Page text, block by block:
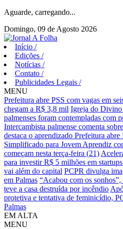
Aguarde, carregando...
Domingo, 09 de Agosto 2026
Início /
Edições /
Notícias /
Contato /
Publicidades Legais /
MENU
Prefeitura abre PSS com vagas em
chegam a R$ 3,8 mil Igreja do
palmenses foram contempladas com
Intercambista palmense comenta
destaca o aprendizado Prefeitura abre
Simplificado para Jovem Aprendiz
começam nesta terça-feira (21)
para investir R$ 5 milhões em
vai além do capital PCPR divulga
em Palmas “Acabou com os
teve a casa destruída por incêndio
protetiva e tentativa de feminicídio,
Palmas
EM ALTA
MENU